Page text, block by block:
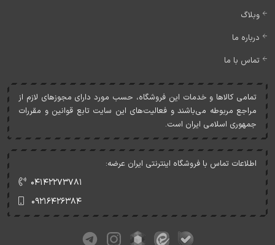
وبلاگ
درباره ما
تماس با ما
تمامی کالاها و خدمات اين فروشگاه، حسب مورد دارای مجوزهای لازم از
مراجع مربوطه می‌باشند و فعاليت‌های اين سايت تابع قوانين و مقررات
جمهوری اسلامی ايران است.
اطلاعات تماس با فروشگاه اینترنتی ایران عرضه:
۰۴۱۴۲۲۷۳۷۸۱
۰۹۲۱۶۴۲۶۳۸۴